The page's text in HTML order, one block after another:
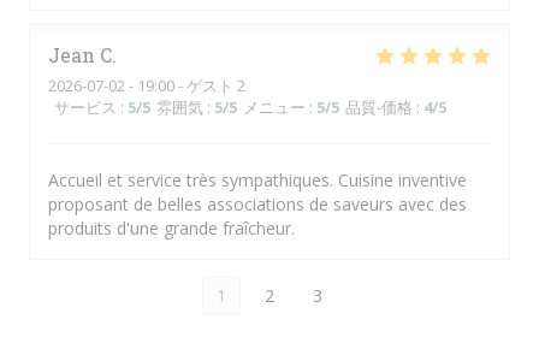
Jean C
2026-07-02 - 19:00 - ゲスト 2
サービス : 5/5 雰囲気 : 5/5 メニュー : 5/5 品質-価格 : 4/5
Accueil et service très sympathiques. Cuisine inventive
proposant de belles associations de saveurs avec des
produits d'une grande fraîcheur.
1 2 3